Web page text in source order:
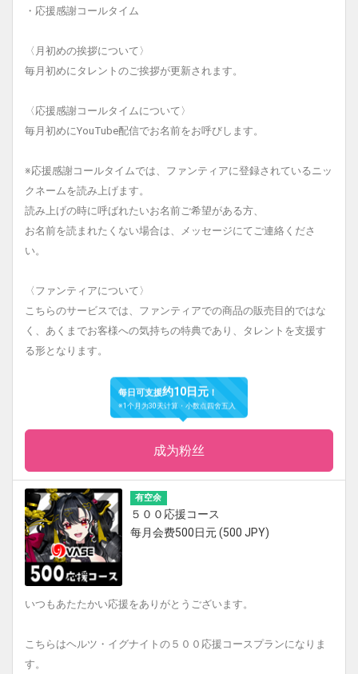
・応援感謝コールタイム
〈月初めの挨拶について〉
毎月初めにタレントのご挨拶が更新されます。
〈応援感謝コールタイムについて〉
毎月初めにYouTube配信でお名前をお呼びします。
※応援感謝コールタイムでは、ファンティアに登録されているニッ
クネームを読み上げます。
読み上げの時に呼ばれたいお名前ご希望がある方、
お名前を読まれたくない場合は、メッセージにてご連絡くださ
い。
〈ファンティアについて〉
こちらのサービスでは、ファンティアでの商品の販売目的ではな
く、あくまでお客様への気持ちの特典であり、タレントを支援す
る形となります。
每日可支援约10日元！
※1个月为30天计算・小数点四舍五入
成为粉丝
有空余
５００応援コース
每月会费500日元 (500 JPY)
いつもあたたかい応援をありがとうございます。
こちらはヘルツ・イグナイトの５００応援コースプランになりま
す。